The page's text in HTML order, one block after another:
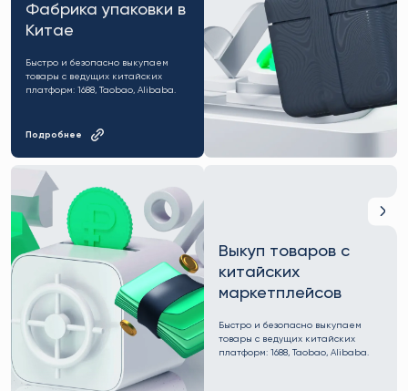
Фабрика упаковки в
Китае
Быстро и безопасно выкупаем
товары с ведущих китайских
платформ: 1688, Taobao, Alibaba.
Подробнее
Выкуп товаров с
китайских
маркетплейсов
Быстро и безопасно выкупаем
товары с ведущих китайских
платформ: 1688, Taobao, Alibaba.